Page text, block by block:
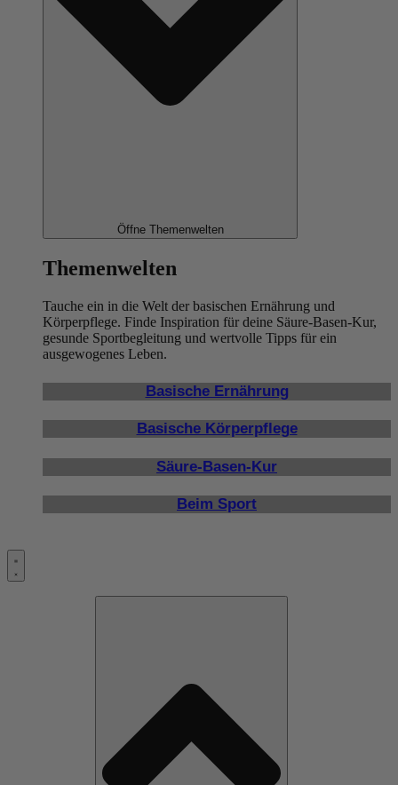
Öffne Themenwelten
Themenwelten
Tauche ein in die Welt der basischen Ernährung und
Körperpflege. Finde Inspiration für deine Säure-Basen-Kur,
gesunde Sportbegleitung und wertvolle Tipps für ein
ausgewogenes Leben.
Basische Ernährung
Basische Körperpflege
Säure-Basen-Kur
Beim Sport